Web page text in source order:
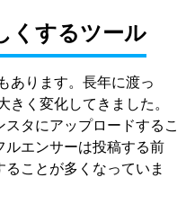
くするツール
ります。 長年に渡っ
きく変化してきました。
タにアップロードするこ
ルエンサーは投稿する前
ことが多くなっていま